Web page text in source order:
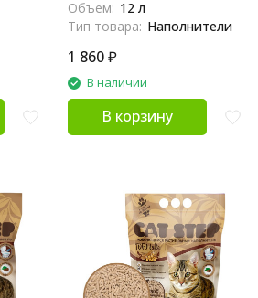
Объем: 12 л
Тип товара: Наполнители
1 860₽
В наличии
В корзину